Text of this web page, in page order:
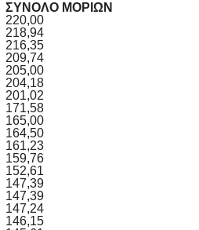
ΣΥΝΟΛΟ ΜΟΡΙΩΝ
220,00
218,94
216,35
209,74
205,00
204,18
201,02
171,58
165,00
164,50
161,23
159,76
152,61
147,39
147,39
147,24
146,15